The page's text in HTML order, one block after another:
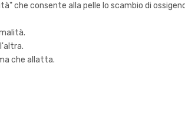
che consente alla pelle lo scambio di
che allatta.